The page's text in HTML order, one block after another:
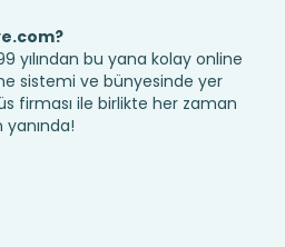
yılından bu yana kolay online
sistemi ve bünyesinde yer
firması ile birlikte her zaman
yanında!